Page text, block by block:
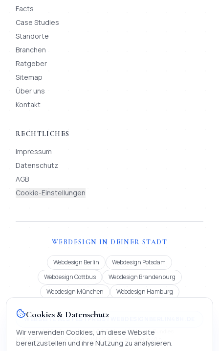
Facts
Case Studies
Standorte
Branchen
Ratgeber
Sitemap
Über uns
Kontakt
RECHTLICHES
Impressum
Datenschutz
AGB
Cookie-Einstellungen
WEBDESIGN IN DEINER STADT
Webdesign Berlin
Webdesign Potsdam
Webdesign Cottbus
Webdesign Brandenburg
Webdesign München
Webdesign Hamburg
WEBSEITE ALS FESTPREIS | WEBDESIGNBERLIN48H.DE
Festpreis ab 900 € oder Miete ab 99 €/Monat (12 Mon.). Bundles
MOMENTUM 2.850 €, IMPERIUM 4.990 €. Lieferung in 48 h.
Cookies & Datenschutz
Wir verwenden Cookies, um diese Website
bereitzustellen und ihre Nutzung zu analysieren.